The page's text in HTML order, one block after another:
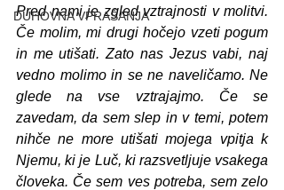
DUHOVNA VPRAŠANJA
Pred nami je zgled vztrajnosti v molitvi.
Če molim, mi drugi hočejo vzeti pogum
in me utišati. Zato nas Jezus vabi, naj
vedno molimo in se ne naveličamo. Ne
glede na vse vztrajajmo. Če se
zavedam, da sem slep in v temi, potem
nihče ne more utišati mojega vpitja k
Njemu, ki je Luč, ki razsvetljuje vsakega
človeka. Če sem ves potreba, sem zelo